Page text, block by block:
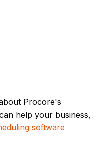
Procore's
help your business,
software